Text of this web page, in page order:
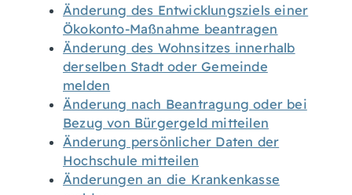
Änderung des Entwicklungsziels einer
Ökokonto-Maßnahme beantragen
Änderung des Wohnsitzes innerhalb
derselben Stadt oder Gemeinde
melden
Änderung nach Beantragung oder bei
Bezug von Bürgergeld mitteilen
Änderung persönlicher Daten der
Hochschule mitteilen
Änderungen an die Krankenkasse